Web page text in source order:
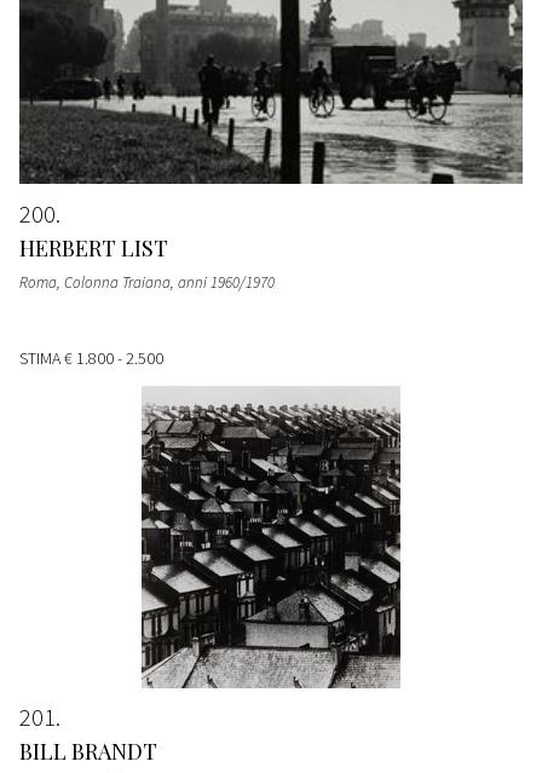
200
HERBERT LIST
Roma, Colonna Traiana, anni 1960/1970
STIMA€ 1.800 - 2.500
201
BILL BRANDT